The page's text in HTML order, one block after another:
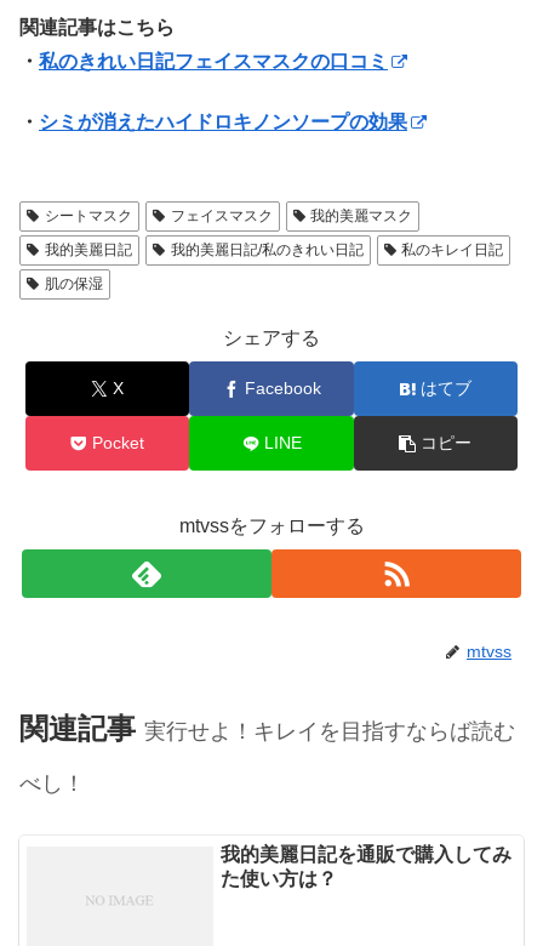
関連記事はこちら
・ 私のきれい日記フェイスマスクの口コミ
・ シミが消えたハイドロキノンソープの効果
シートマスク フェイスマスク
我的美麗マスク
我的美麗日記
我的美麗日記/私のきれい日記
私のキレイ日記
肌の保湿
シェアする
X Facebook はてブ
Pocket LINE コピー
mtvssをフォローする
mtvss
関連記事 実行せよ！キレイを目指すならば読む
べし！
我的美麗日記を通販で購入してみ
た使い方は？